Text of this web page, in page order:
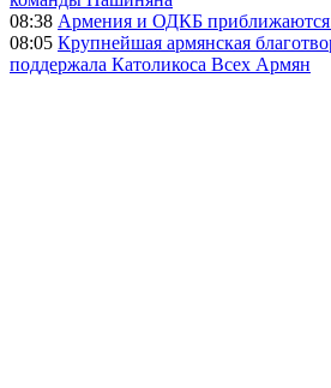
08:38 Армения и ОДКБ приближаются
08:05 Крупнейшая армянская
поддержала Католикоса Всех Армян